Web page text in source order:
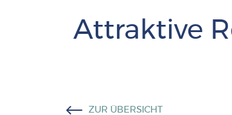
Attraktive
ZUR ÜBERSICHT